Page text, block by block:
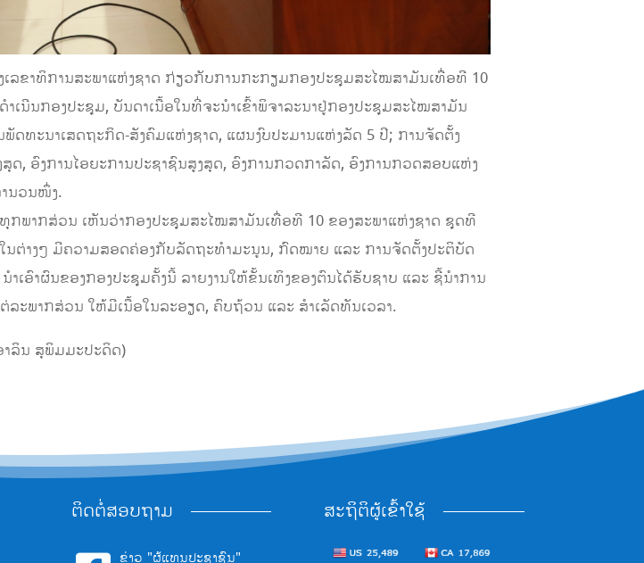
ເລຂາທິການສະພາແຫ່ງຊາດ ກ່ຽວກັບການກະກຽມກອງປະຊຸມສະໄໝສາມັນເທື່ອທີ 10
ເນີນກອງປະຊຸມ, ບັນດາເນື້ອໃນທີ່ຈະນໍາເຂົ້າພິຈາລະນາຢູ່ກອງປະຊຸມສະໄໝສາມັນ
ດທະນາເສດຖະກິດ-ສັງຄົມແຫ່ງຊາດ, ແຜນງົບປະມານແຫ່ງລັດ 5 ປີ; ການຈັດຕັ້ງ
ດ, ອົງການໄອຍະການປະຊາຊົນສູງສຸດ, ອົງການກວດກາລັດ, ອົງການກວດສອບແຫ່ງ
ນວນໜຶ່ງ.
ທຸກພາກສ່ວນ ເຫັນວ່າກອງປະຊຸມສະໄໝສາມັນເທື່ອທີ 10 ຂອງສະພາແຫ່ງຊາດ ຊຸດທີ
ຕ່າງໆ ມີຄວາມສອດຄ່ອງກັບລັດຖະທໍາມະນູນ, ກົດໝາຍ ແລະ ການຈັດຕັ້ງປະຕິບັດ
ເອົາຜົນຂອງກອງປະຊຸມຄັ້ງນີ້ ລາຍງານໃຫ້ຂັ້ນເທິງຂອງຕົນໄດ້ຮັບຊາບ ແລະ ຊີ້ນໍາການ
ະພາກສ່ວນ ໃຫ້ມີເນື້ອໃນລະອຽດ, ຄົບຖ້ວນ ແລະ ສໍາເລັດທັນເວລາ.
າລິນ ສຸພິມມະປະດິດ)
ຕິດຕໍ່ສອບຖາມ
ຂ່າວ "ຜູ້ແທນປະຊາຊົນ"
ສະຖິຕິຜູ້ເຂົ້າໃຊ້